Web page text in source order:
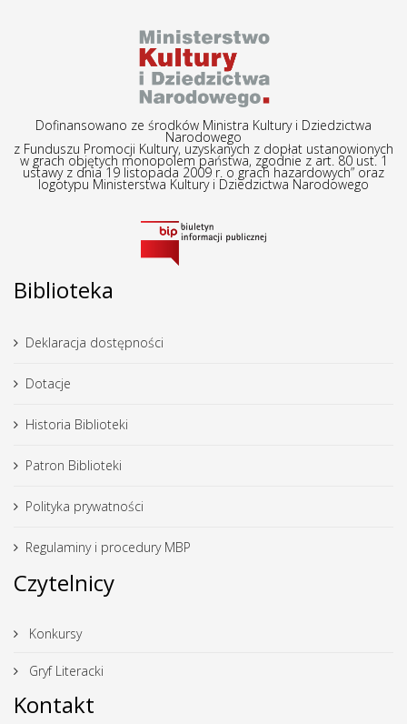
Dofinansowano ze środków Ministra Kultury i Dziedzictwa
Narodowego
z Funduszu Promocji Kultury, uzyskanych z dopłat ustanowionych
w grach objętych monopolem państwa, zgodnie z art. 80 ust. 1
ustawy z dnia 19 listopada 2009 r. o grach hazardowych” oraz
logotypu Ministerstwa Kultury i Dziedzictwa Narodowego
Biblioteka
Deklaracja dostępności
Dotacje
Historia Biblioteki
Patron Biblioteki
Polityka prywatności
Regulaminy i procedury MBP
Czytelnicy
Konkursy
Gryf Literacki
Kontakt